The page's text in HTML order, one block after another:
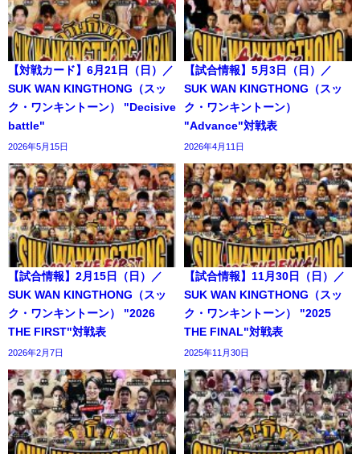
【対戦カード】6月21日（日）／
SUK WAN KINGTHONG（スッ
ク・ワンキントーン） "Decisive
battle"
2026年5月15日
【試合情報】5月3日（日）／
SUK WAN KINGTHONG（スッ
ク・ワンキントーン）
"Advance"対戦表
2026年4月11日
【試合情報】2月15日（日）／
SUK WAN KINGTHONG（スッ
ク・ワンキントーン） "2026
THE FIRST"対戦表
2026年2月7日
【試合情報】11月30日（日）／
SUK WAN KINGTHONG（スッ
ク・ワンキントーン） "2025
THE FINAL"対戦表
2025年11月30日